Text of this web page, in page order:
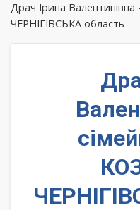
Драч Ірина
ЧЕРНІГІВСЬКА область